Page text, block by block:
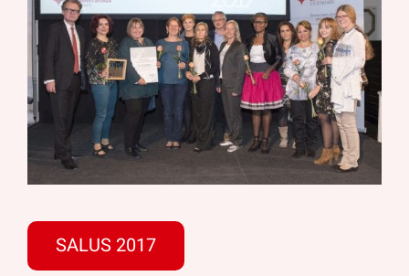
SALUS 2017